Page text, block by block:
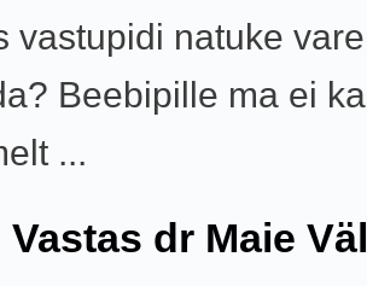
vastupidi natuke
Beebipille ma ei
...
Vastas dr Maie